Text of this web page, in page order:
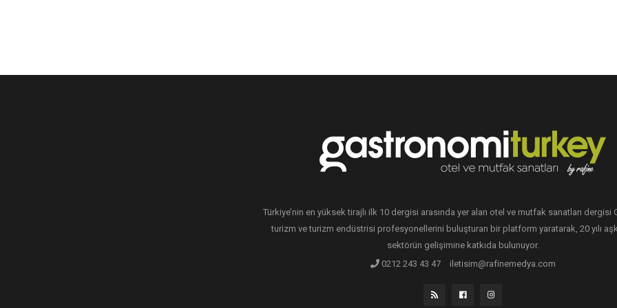
Türkiye’nin en yüksek tirajlı ilk 10 dergisi arasında yer alan otel ve mutfak sanatları dergisi
turizm ve turizm endüstrisi profesyonellerini buluşturan bir platform yaratarak, 20 yılı
sektörün gelişimine katkıda bulunuyor.
0212 243 43 47
iletisim@rafinemedya.com